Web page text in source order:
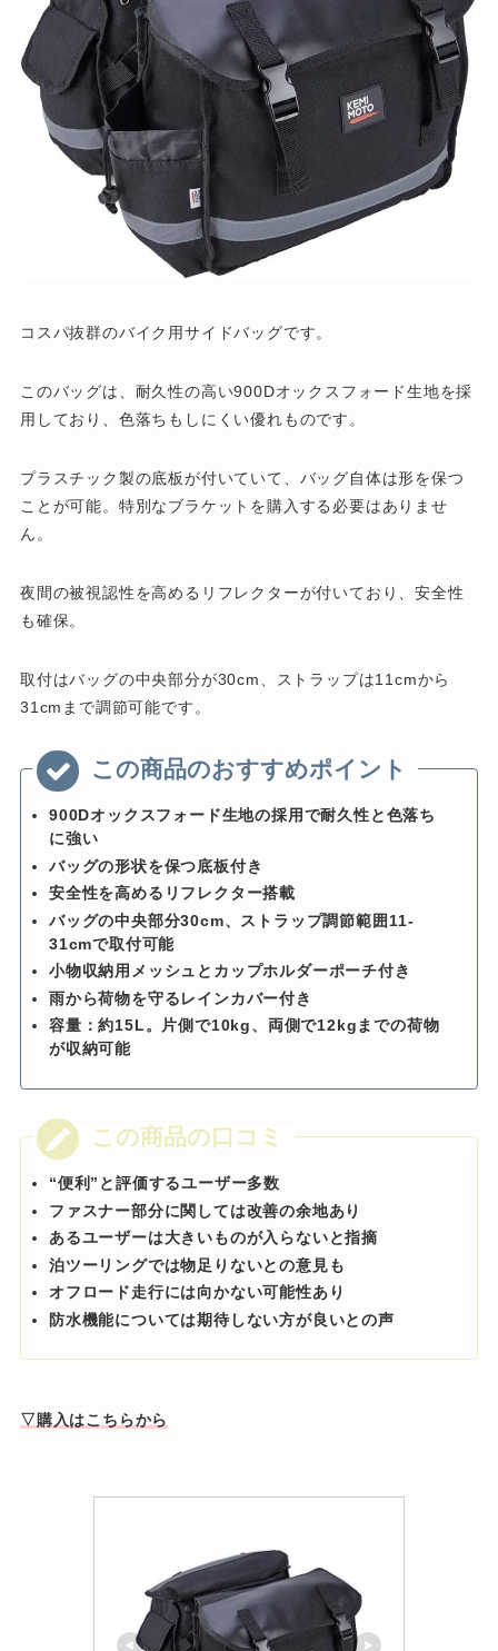
コスパ抜群のバイク用サイドバッグです。
このバッグは、耐久性の高い900Dオックスフォード生地を採
用しており、色落ちもしにくい優れものです。
プラスチック製の底板が付いていて、バッグ自体は形を保つ
ことが可能。特別なブラケットを購入する必要はありませ
ん。
夜間の被視認性を高めるリフレクターが付いており、安全性
も確保。
取付はバッグの中央部分が30cm、ストラップは11cmから
31cmまで調節可能です。
900Dオックスフォード生地の採用で耐久性と色落ち
に強い
バッグの形状を保つ底板付き
安全性を高めるリフレクター搭載
バッグの中央部分30cm、ストラップ調節範囲11-
31cmで取付可能
小物収納用メッシュとカップホルダーポーチ付き
雨から荷物を守るレインカバー付き
容量：約15L。片側で10kg、両側で12kgまでの荷物
が収納可能
“便利”と評価するユーザー多数
ファスナー部分に関しては改善の余地あり
あるユーザーは大きいものが入らないと指摘
泊ツーリングでは物足りないとの意見も
オフロード走行には向かない可能性あり
防水機能については期待しない方が良いとの声
▽購入はこちらから